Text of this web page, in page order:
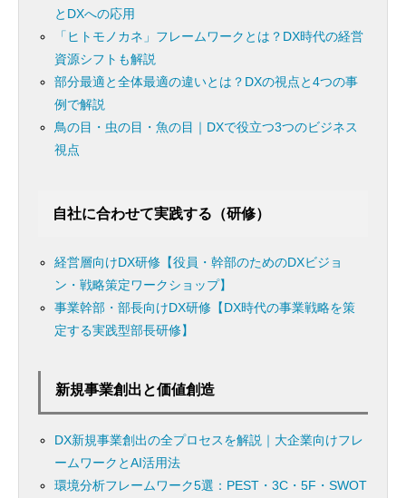
とDXへの応用
「ヒトモノカネ」フレームワークとは？DX時代の経営
資源シフトも解説
部分最適と全体最適の違いとは？DXの視点と4つの事
例で解説
鳥の目・虫の目・魚の目｜DXで役立つ3つのビジネス
視点
自社に合わせて実践する（研修）
経営層向けDX研修【役員・幹部のためのDXビジョ
ン・戦略策定ワークショップ】
事業幹部・部長向けDX研修【DX時代の事業戦略を策
定する実践型部長研修】
新規事業創出と価値創造
DX新規事業創出の全プロセスを解説｜大企業向けフレ
ームワークとAI活用法
環境分析フレームワーク5選：PEST・3C・5F・SWOT